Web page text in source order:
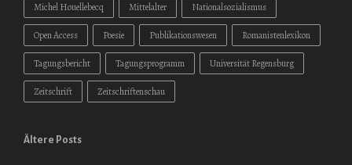
Michel Houellebecq Mittelalter Nationalsozialismus
Open Access Poesie Publikationswesen Romanistenlexikon
Tagungsbericht Tagungsprogramm Universität Regensburg
Zeitschrift Zeitschriftenschau
Ältere Posts